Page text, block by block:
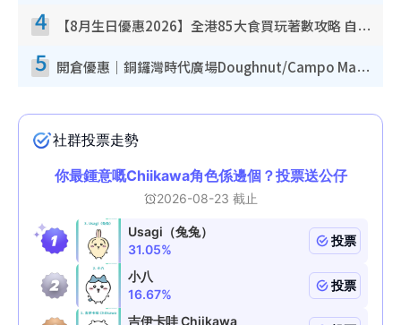
4 【8月生日優惠2026】全港85大食買玩著數攻略 自助餐/火鍋放題同行免費＋誠品/DONKI送現金券
5 開倉優惠｜銅鑼灣時代廣場Doughnut/Campo Marzio開倉低至1折！背囊、書包、手袋劈價$200起